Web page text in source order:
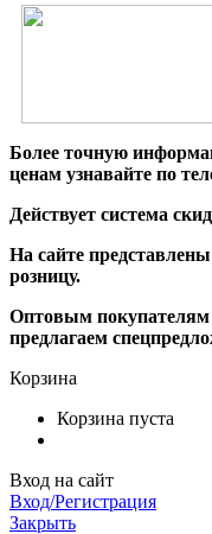
Более точную
ценам узнавайте по
Действует система
На сайте
розницу.
Оптовым покупателям
предлагаем
Корзина
Корзина пуста
Вход на сайт
Вход/Регистрация
Закрыть